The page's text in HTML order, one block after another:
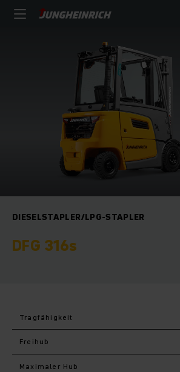
DIESELSTAPLER/LPG-STAPLER
DFG 316s
Tragfähigkeit
Freihub
Maximaler Hub